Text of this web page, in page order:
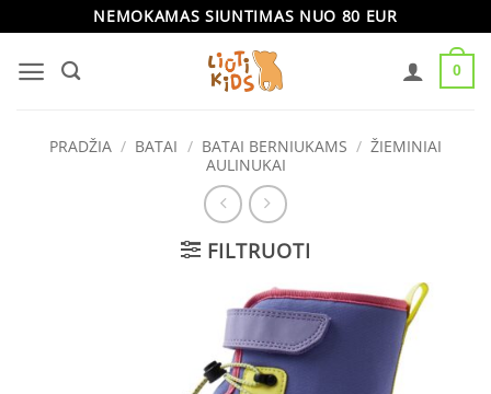
content
NEMOKAMAS SIUNTIMAS NUO 80 EUR
0
PRADŽIA / BATAI / BATAI BERNIUKAMS / ŽIEMINIAI
AULINUKAI
FILTRUOTI